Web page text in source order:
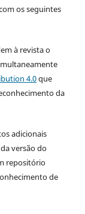
os seguintes
à revista o
4.0que
da
adicionais
versão do
repositório
de